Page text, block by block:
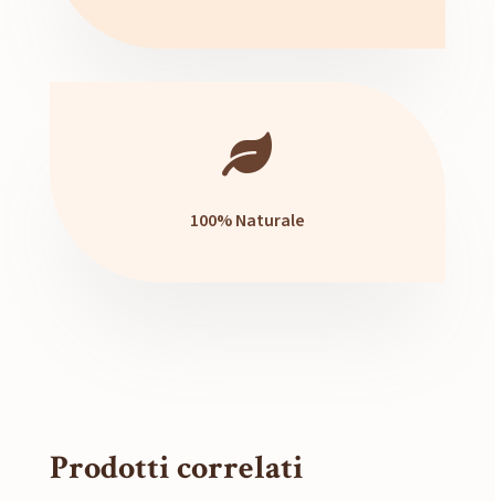

100% Naturale
Prodotti correlati